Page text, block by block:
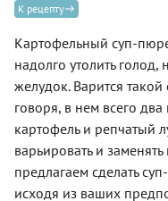
К рецепту
Картофельный суп-
надолго утолить
желудок. Варится
говоря, в нем всего
картофель и репчатый
варьировать и
предлагаем сделать
исходя из ваших